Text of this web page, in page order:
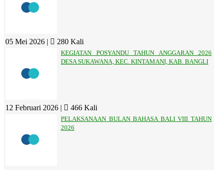
05 Mei 2026 | 280 Kali
KEGIATAN POSYANDU TAHUN ANGGARAN 2026
DESA SUKAWANA, KEC. KINTAMANI, KAB. BANGLI
12 Februari 2026 | 466 Kali
PELAKSANAAN BULAN BAHASA BALI VIII TAHUN
2026